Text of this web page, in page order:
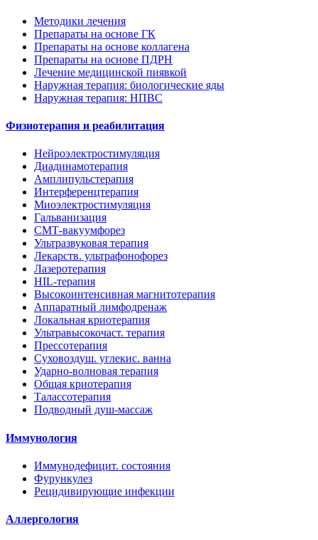
Методики лечения
Препараты на основе ГК
Препараты на основе коллагена
Препараты на основе ПДРН
Лечение медицинской пиявкой
Наружная терапия: биологические яды
Наружная терапия: НПВС
Физиотерапия и реабилитация
Нейроэлектростимуляция
Диадинамотерапия
Амплипульстерапия
Интерференцтерапия
Миоэлектростимуляция
Гальванизация
СМТ-вакуумфорез
Ультразвуковая терапия
Лекарств. ультрафонофорез
Лазеротерапия
HIL-терапия
Высокоинтенсивная магнитотерапия
Аппаратный лимфодренаж
Локальная криотерапия
Ультравысокочаст. терапия
Прессотерапия
Суховоздуш. углекис. ванна
Ударно-волновая терапия
Общая криотерапия
Талассотерапия
Подводный душ-массаж
Иммунология
Иммунодефицит. состояния
Фурункулез
Рецидивирующие инфекции
Аллергология